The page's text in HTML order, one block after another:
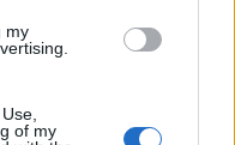
my
of my
a návštěvníci
se mohou v
vodovodů a
síť rozšířila o tři nová